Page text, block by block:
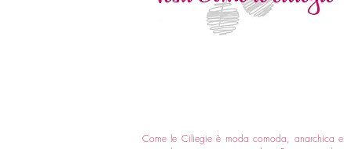
Come le Ciliegie è moda comoda, anarchica e